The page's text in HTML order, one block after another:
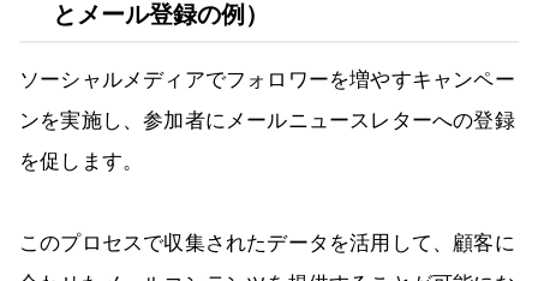
とメール登録の例）
ソーシャルメディアでフォロワーを増やすキャンペー
ンを実施し、参加者にメールニュースレターへの登録
を促します。
このプロセスで収集されたデータを活用して、顧客に